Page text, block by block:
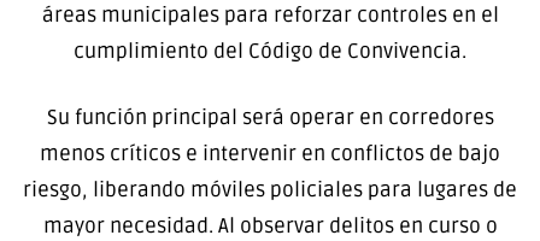
áreas municipales para reforzar controles en el
cumplimiento del Código de Convivencia.
Su función principal será operar en corredores
menos críticos e intervenir en conflictos de bajo
riesgo, liberando móviles policiales para lugares de
mayor necesidad. Al observar delitos en curso o